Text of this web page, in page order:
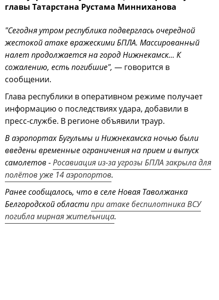
главы Татарстана Рустама Минниханова
"Сегодня утром республика подверглась очередной
жестокой атаке вражескими БПЛА. Массированный
налет продолжается на город Нижнекамск... К
сожалению, есть погибшие", — говорится в
сообщении.
Глава республики в оперативном режиме получает
информацию о последствиях удара, добавили в
пресс-службе. В регионе объявили траур.
В аэропортах Бугульмы и Нижнекамска ночью были
введены временные ограничения на прием и выпуск
самолетов -Росавиация из-за угрозы БПЛА закрыла для
полётов уже 14 аэропортов.
Ранее сообщалось, что в селе Новая Таволжанка
Белгородской областипри атаке беспилотника ВСУ
погибла мирная жительница.